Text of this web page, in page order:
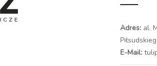
Adres: al.
E-Mail: